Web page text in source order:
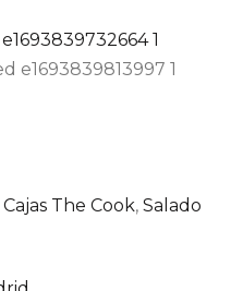
Cajas The Cook, Salado